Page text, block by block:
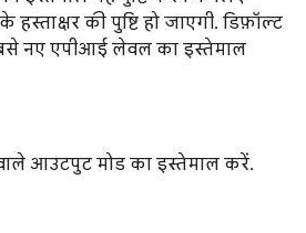
की पुष्टि हो जाएगी. डिफ़ॉल्ट
नए एपीआई लेवल का इस्तेमाल
आउटपुट मोड का इस्तेमाल करें.